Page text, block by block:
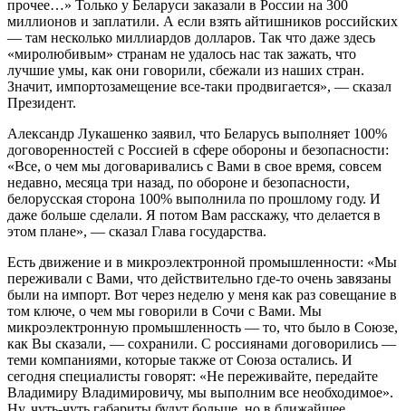
прочее…» Только у Беларуси заказали в России на 300
миллионов и заплатили. А если взять айтишников российских
— там несколько миллиардов долларов. Так что даже здесь
«миролюбивым» странам не удалось нас так зажать, что
лучшие умы, как они говорили, сбежали из наших стран.
Значит, импортозамещение все-таки продвигается», — сказал
Президент.
Александр Лукашенко заявил, что Беларусь выполняет 100%
договоренностей с Россией в сфере обороны и безопасности:
«Все, о чем мы договаривались с Вами в свое время, совсем
недавно, месяца три назад, по обороне и безопасности,
белорусская сторона 100% выполнила по прошлому году. И
даже больше сделали. Я потом Вам расскажу, что делается в
этом плане», — сказал Глава государства.
Есть движение и в микроэлектронной промышленности: «Мы
переживали с Вами, что действительно где-то очень завязаны
были на импорт. Вот через неделю у меня как раз совещание в
том ключе, о чем мы говорили в Сочи с Вами. Мы
микроэлектронную промышленность — то, что было в Союзе,
как Вы сказали, — сохранили. С россиянами договорились —
теми компаниями, которые также от Союза остались. И
сегодня специалисты говорят: «Не переживайте, передайте
Владимиру Владимировичу, мы выполним все необходимое».